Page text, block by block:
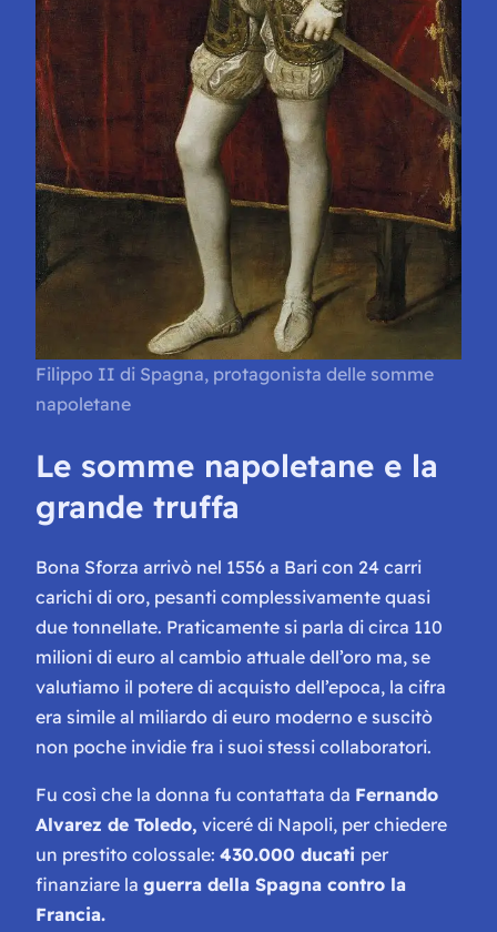
Filippo II di Spagna, protagonista delle somme
napoletane
Le somme napoletane e la
grande truffa
Bona Sforza arrivò nel 1556 a Bari con 24 carri
carichi di oro, pesanti complessivamente quasi
due tonnellate. Praticamente si parla di circa 110
milioni di euro al cambio attuale dell’oro ma, se
valutiamo il potere di acquisto dell’epoca, la cifra
era simile al miliardo di euro moderno e suscitò
non poche invidie fra i suoi stessi collaboratori.
Fu così che la donna fu contattata da Fernando
Alvarez de Toledo, viceré di Napoli, per chiedere
un prestito colossale: 430.000 ducati per
finanziare la guerra della Spagna contro la
Francia.